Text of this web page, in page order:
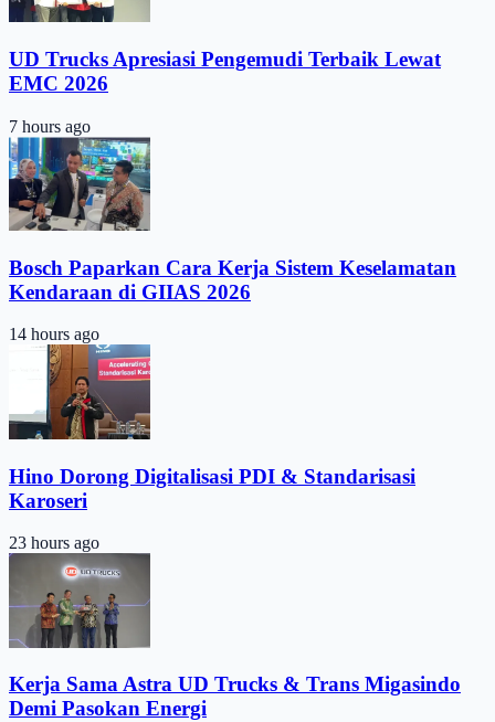
UD Trucks Apresiasi Pengemudi Terbaik Lewat
EMC 2026
7 hours ago
Bosch Paparkan Cara Kerja Sistem Keselamatan
Kendaraan di GIIAS 2026
14 hours ago
Hino Dorong Digitalisasi PDI & Standarisasi
Karoseri
23 hours ago
Kerja Sama Astra UD Trucks & Trans Migasindo
Demi Pasokan Energi